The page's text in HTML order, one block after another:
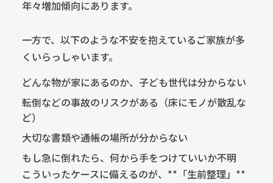
年々増加傾向にあります。
一方で、以下のような不安を抱えているご家族が多
くいらっしゃいます。
どんな物が家にあるのか、子ども世代は分からない
転倒などの事故のリスクがある（床にモノが散乱な
ど）
大切な書類や通帳の場所が分からない
もし急に倒れたら、何から手をつけていいか不明
こういったケースに備えるのが、**「生前整理」**